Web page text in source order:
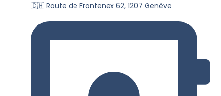
🇨🇭 Route de Frontenex 62, 1207 Genève